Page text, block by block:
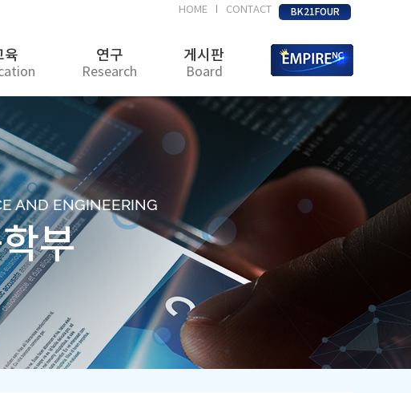
HOME CONTACT BK21FOUR
육 연구
Research
게시판
Board
AND ENGINEERING
부